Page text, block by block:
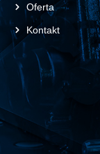
Oferta
Kontakt